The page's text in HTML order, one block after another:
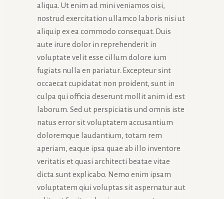
aliqua. Ut enim ad mini veniamos oisi,
nostrud exercitation ullamco laboris nisi ut
aliquip ex ea commodo consequat. Duis
aute irure dolor in reprehenderit in
voluptate velit esse cillum dolore ium
fugiats nulla en pariatur. Excepteur sint
occaecat cupidatat non proident, sunt in
culpa qui officia deserunt mollit anim id est
laborum. Sed ut perspiciatis und omnis iste
natus error sit voluptatem accusantium
doloremque laudantium, totam rem
aperiam, eaque ipsa quae ab illo inventore
veritatis et quasi architecti beatae vitae
dicta sunt explicabo. Nemo enim ipsam
voluptatem qiui voluptas sit aspernatur aut